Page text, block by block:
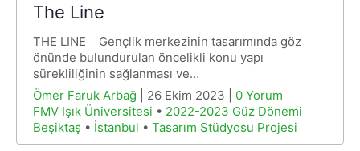
The Line
THE LINE Gençlik merkezinin tasarımında göz
önünde bulundurulan öncelikli konu yapı
sürekliliğinin sağlanması ve…
Ömer Faruk Arbağ | 26 Ekim 2023 | 0 Yorum
FMV Işık Üniversitesi • 2022-2023 Güz Dönemi
Beşiktaş • İstanbul • Tasarım Stüdyosu Projesi